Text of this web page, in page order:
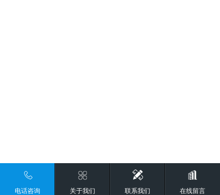
电话咨询 关于我们 联系我们 在线留言